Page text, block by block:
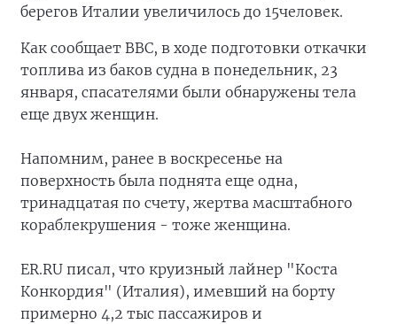
берегов Италии увеличилось до 15человек.
Как сообщает BBC, в ходе подготовки откачки
топлива из баков судна в понедельник, 23
января, спасателями были обнаружены тела
еще двух женщин.
Напомним, ранее в воскресенье на
поверхность была поднята еще одна,
тринадцатая по счету, жертва масштабного
кораблекрушения - тоже женщина.
ER.RU писал, что круизный лайнер "Коста
Конкордия" (Италия), имевший на борту
примерно 4,2 тыс пассажиров и